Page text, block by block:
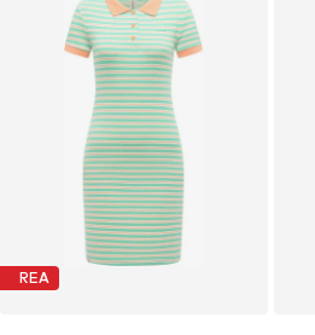
REA